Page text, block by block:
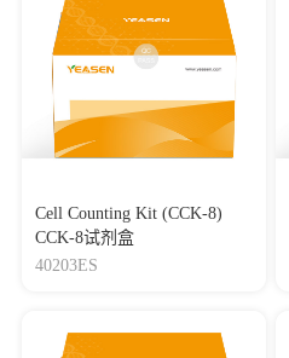
Cell Counting Kit (CCK-8)
CCK-8试剂盒
40203ES